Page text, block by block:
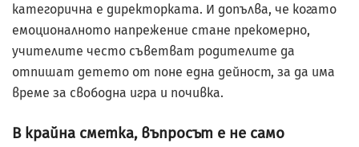
категорична е директорката. И допълва, че когато
емоционалното напрежение стане прекомерно,
учителите често съветват родителите да
отпишат детето от поне една дейност, за да има
време за свободна игра и почивка.
В крайна сметка, въпросът е не само